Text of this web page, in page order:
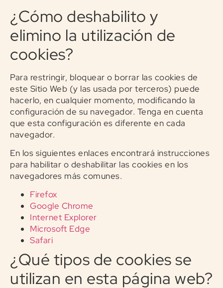
¿Cómo deshabilito y
elimino la utilización de
cookies?
Para restringir, bloquear o borrar las cookies de
este Sitio Web (y las usada por terceros) puede
hacerlo, en cualquier momento, modificando la
configuración de su navegador. Tenga en cuenta
que esta configuración es diferente en cada
navegador.
En los siguientes enlaces encontrará instrucciones
para habilitar o deshabilitar las cookies en los
navegadores más comunes.
Firefox
Google Chrome
Internet Explorer
Microsoft Edge
Safari
¿Qué tipos de cookies se
utilizan en esta página web?